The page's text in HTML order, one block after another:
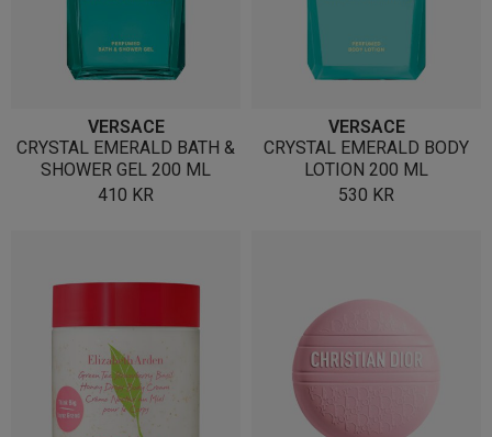
VERSACE
CRYSTAL EMERALD BATH &
SHOWER GEL 200 ML
410 KR
VERSACE
CRYSTAL EMERALD BODY
LOTION 200 ML
530 KR